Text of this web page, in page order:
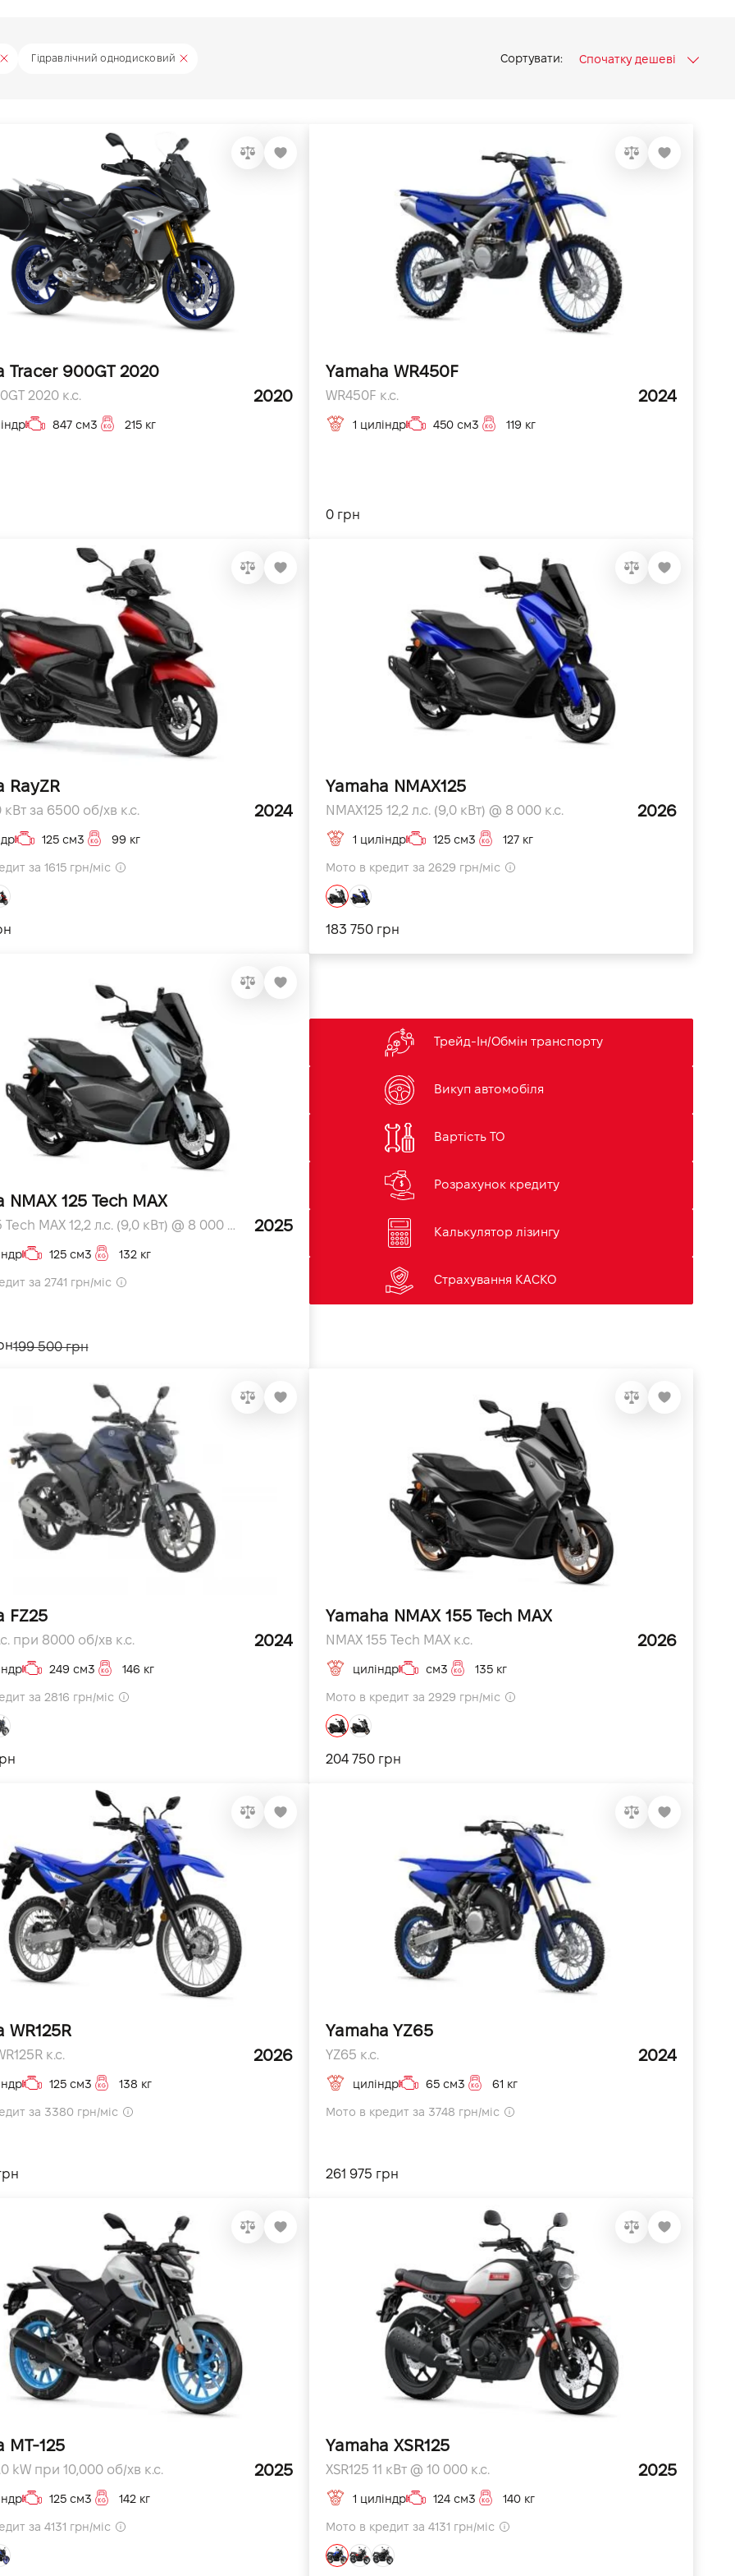
Гідравлічний однодисковий Сортувати: Спочатку дешеві
Tracer 900GT 2020
2020 к.с. 2020
847 см3 215 кг
Yamaha WR450F
WR450F к.с. 2024
1 циліндр 450 см3 119 кг
0 грн
RayZR
кВт за 6500 об/хв к.с. 2024
125 см3 99 кг
за 1615 грн/міс
Yamaha NMAX125
NMAX125 12,2 л.с. (9,0 кВт) @ 8 000 к.с. 2026
1 циліндр 125 см3 127 кг
Мото в кредит за 2629 грн/міс
183 750 грн
NMAX 125 Tech MAX
NMAX 125 Tech MAX 12,2 л.с. (9,0 кВт) @ 8 000 к.с. 2025
125 см3 132 кг
за 2741 грн/міс
199 500 грн
Трейд-Ін/Обмін транспорту
Викуп автомобіля
Вартість ТО
Розрахунок кредиту
Калькулятор лізингу
Страхування КАСКО
FZ25
при 8000 об/хв к.с. 2024
249 см3 146 кг
за 2816 грн/міс
Yamaha NMAX 155 Tech MAX
NMAX 155 Tech MAX к.с. 2026
циліндр см3 135 кг
Мото в кредит за 2929 грн/міс
204 750 грн
WR125R
к.с. 2026
125 см3 138 кг
за 3380 грн/міс
Yamaha YZ65
YZ65 к.с. 2024
циліндр 65 см3 61 кг
Мото в кредит за 3748 грн/міс
261 975 грн
MT-125
kW при 10,000 об/хв к.с. 2025
125 см3 142 кг
за 4131 грн/міс
Yamaha XSR125
XSR125 11 кВт @ 10 000 к.с. 2025
1 циліндр 124 см3 140 кг
Мото в кредит за 4131 грн/міс